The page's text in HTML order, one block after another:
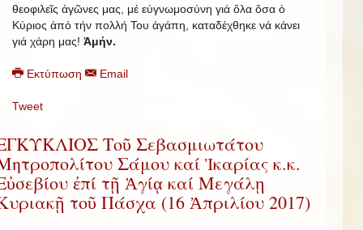
θεοφιλεῖς ἀγῶνες μας, μέ εὐγνωμοσύνη γιά ὅλα ὅσα ὁ
Κύριος ἀπό τήν πολλή Του ἀγάπη, καταδέχθηκε νά κάνει
γιά χάρη μας! Ἀμήν.
Εκτύπωση Email
Tweet
Τοῦ Σεβασμιωτάτου
Σάμου καί Ἰκαρίας κ.κ.
ἐπί τῇ Ἁγίᾳ καί Μεγάλῃ
τοῦ Πάσχα (16 Ἀπριλίου 2017)